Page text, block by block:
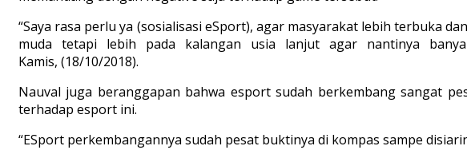
“Saya rasa perlu ya (sosialisasi eSport), agar masyarakat lebih terbuka
muda tetapi lebih pada kalangan usia lanjut agar nantinya
Kamis, (18/10/2018).
Nauval juga beranggapan bahwa esport sudah berkembang sangat
terhadap esport ini.
“ESport perkembangannya sudah pesat buktinya di kompas sampe